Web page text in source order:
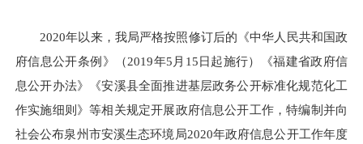
2020年以来，我局严格按照修订后的《中华人民共和国政
府信息公开条例》（2019年5月15日起施行）《福建省政府信
息公开办法》《安溪县全面推进基层政务公开标准化规范化工
作实施细则》等相关规定开展政府信息公开工作，特编制并向
社会公布泉州市安溪生态环境局2020年政府信息公开工作年度